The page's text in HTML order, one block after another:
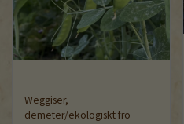
Weggiser,
demeter/ekologiskt frö